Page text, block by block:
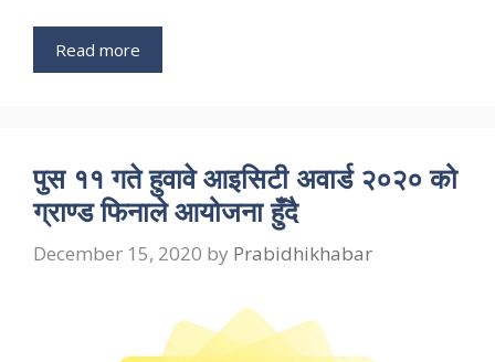
Read more
पुस ११ गते हुवावे आइसिटी अवार्ड २०२० को
ग्राण्ड फिनाले आयोजना हुँदै
December 15, 2020 by Prabidhikhabar